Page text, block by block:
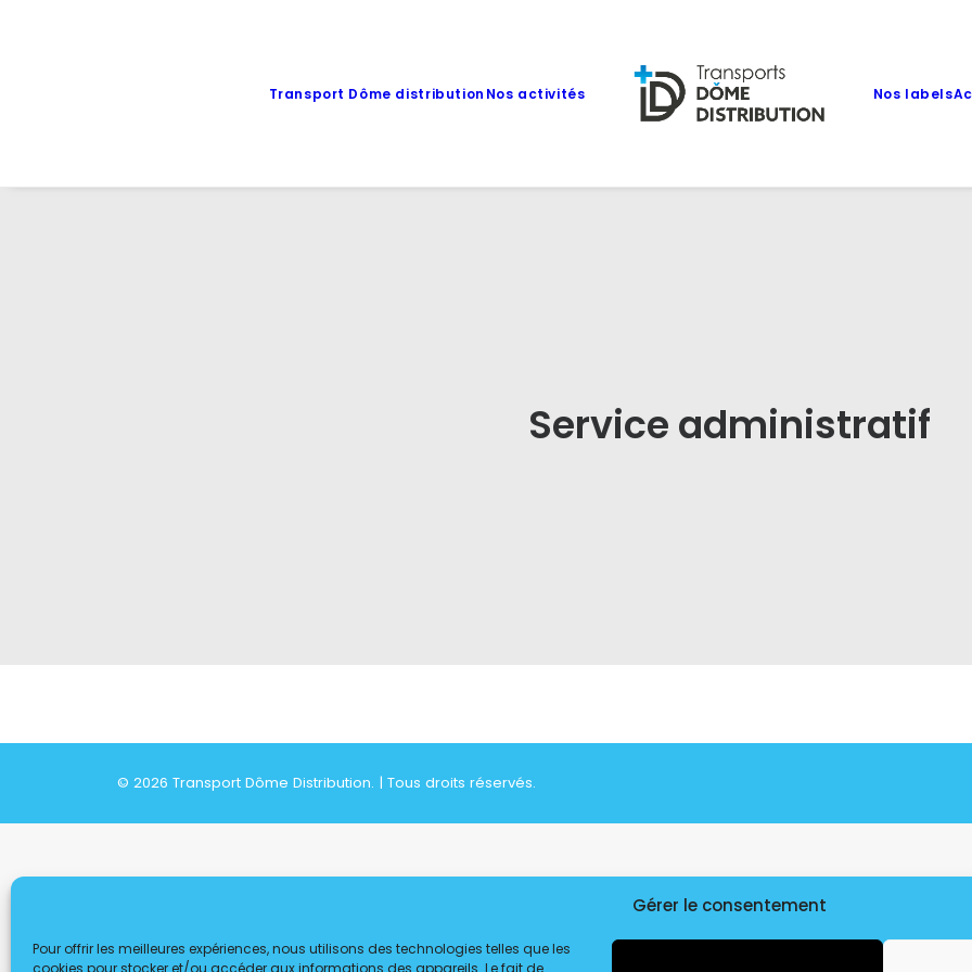
Gérer le consentement
Pour offrir les meilleures expériences, nous utilisons des technologies telles que les
cookies pour stocker et/ou accéder aux informations des appareils. Le fait de
Transport Dôme distribution Nos activités Nos labels
Service administratif
© 2026 Transport Dôme Distribution. | Tous droits réservés.